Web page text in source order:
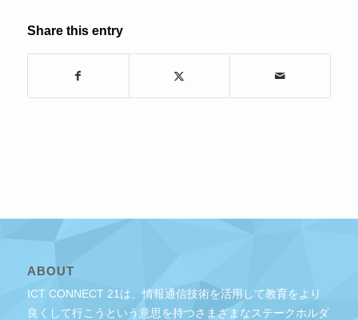
Share this entry
ABOUT
ICT CONNECT 21は、情報通信技術を活用して教育をより
良くして行こうという意思を持つさまざまなステークホルダ